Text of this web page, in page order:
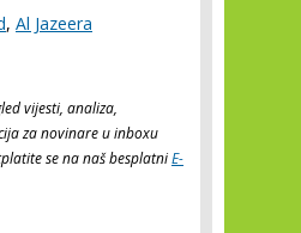
, Al Jazeera
vijesti, analiza,
za novinare u inboxu
se na naš besplatniE-